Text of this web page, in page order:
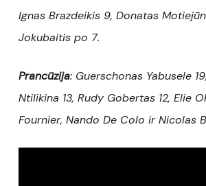
Ignas Brazdeikis 9, Donatas
Jokubaitis po 7.
Prancūzija: Guerschonas Yabusele
Ntilikina 13, Rudy Gobertas 12, Elie
Fournier, Nando De Colo ir Nicolas